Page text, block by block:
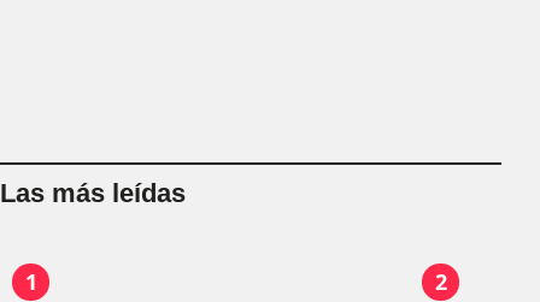
Las más leídas
1 2